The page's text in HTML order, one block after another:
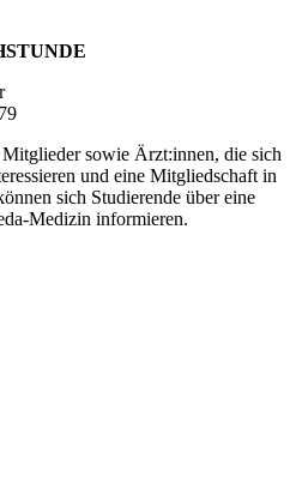
sowie Ärzt:innen, die sich
und eine Mitgliedschaft in
sich Studierende über eine
Medizin informieren.